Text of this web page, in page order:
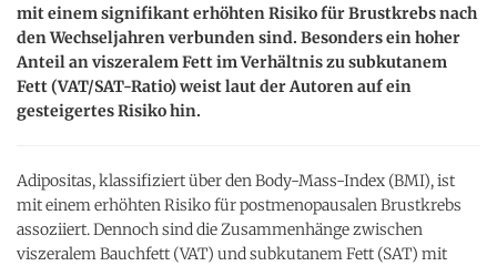
mit einem signifikant erhöhten Risiko für Brustkrebs nach
den Wechseljahren verbunden sind. Besonders ein hoher
Anteil an viszeralem Fett im Verhältnis zu subkutanem
Fett (VAT/SAT-Ratio) weist laut der Autoren auf ein
gesteigertes Risiko hin.
Adipositas, klassifiziert über den Body-Mass-Index (BMI), ist
mit einem erhöhten Risiko für postmenopausalen Brustkrebs
assoziiert. Dennoch sind die Zusammenhänge zwischen
viszeralem Bauchfett (VAT) und subkutanem Fett (SAT) mit